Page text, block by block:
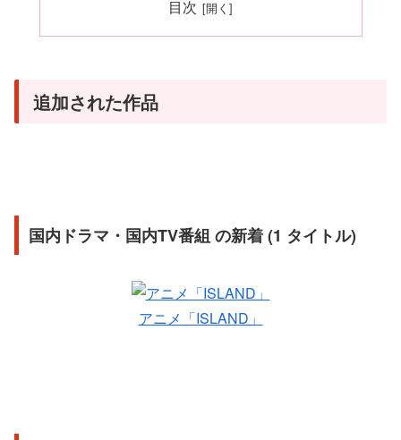
目次
追加された作品
国内ドラマ・国内TV番組 の新着 (1 タイトル)
アニメ「ISLAND」